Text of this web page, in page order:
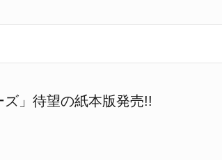
ズ」待望の紙本版発売!!